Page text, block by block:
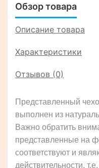
Обзор товара
Описание товара
Характеристики
Отзывов (0)
Представленный
выполнен из
Важно обратить
представленные на
соответствуют и
действительности,